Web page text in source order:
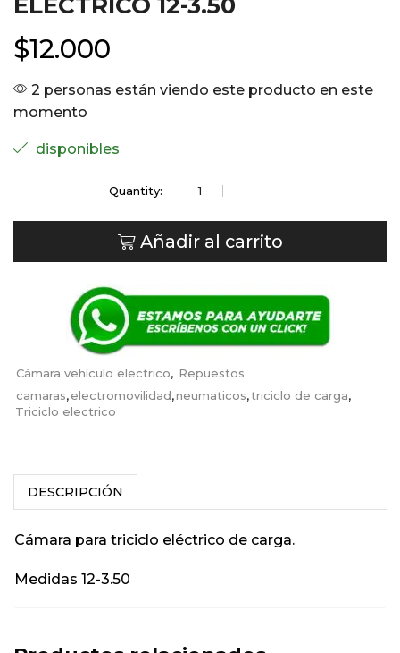
$12.000
2 personas están viendo este producto en este
momento
disponibles
Añadir al carrito
Cámara vehículo electrico, Repuestos
camaras,electromovilidad,neumaticos,triciclo de carga,
Triciclo electrico
DESCRIPCIÓN
Cámara para triciclo eléctrico de carga.
Medidas 12-3.50